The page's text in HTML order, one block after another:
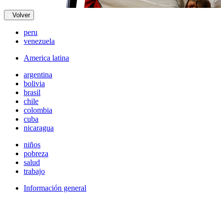
Volver
peru
venezuela
America latina
argentina
bolivia
brasil
chile
colombia
cuba
nicaragua
niños
pobreza
salud
trabajo
Información general